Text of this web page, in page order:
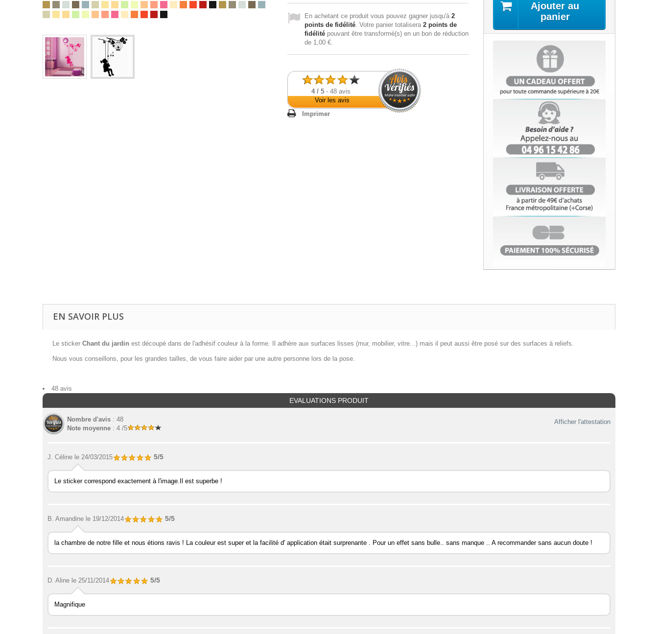
En achetant ce produit vous pouvez gagner jusqu'à 2
points de fidélité. Votre panier totalisera 2 points de
fidélité pouvant être transformé(s) en un bon de réduction
de 1,00 €.
4/ 5- 48 avis
Voir les avis
Imprimer
Ajouter au
panier
EN SAVOIR PLUS
Le sticker Chant du jardin est découpé dans de l'adhésif couleur à la forme. Il adhère aux surfaces lisses (mur, mobilier, vitre...) mais il peut aussi être posé sur des surfaces à reliefs.
Nous vous conseillons, pour les grandes tailles, de vous faire aider par une autre personne lors de la pose.
48 avis
EVALUATIONS PRODUIT
Nombre d'avis : 48
Note moyenne : 4 /5
Afficher l'attestation
J. Céline le 24/03/2015 5/5
Le sticker correspond exactement à l'image.Il est superbe !
B. Amandine le 19/12/2014 5/5
la chambre de notre fille et nous étions ravis ! La couleur est super et la facilité d' application était surprenante . Pour un effet sans bulle.. sans manque .. A recommander sans aucun doute !
D. Aline le 25/11/2014 5/5
Magnifique